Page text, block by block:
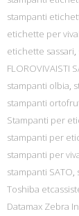
stampanti
etichette per
etichette sassari,
FLOROVIVAISTI
stampanti olbia,
stampanti
Stampanti per
stampanti per
stampanti per
stampanti SATO,
Toshiba
Datamax Zebra